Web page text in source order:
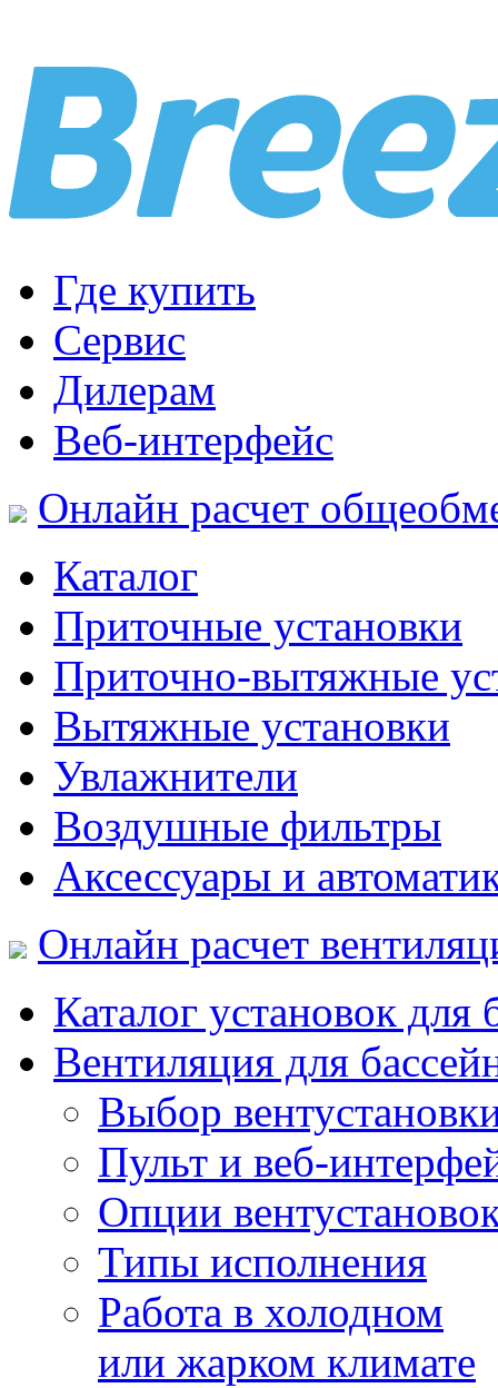
Где купить
Сервис
Дилерам
Веб-интерфейс
Онлайн расчет
Каталог
Приточные установки
Приточно-вытяжные
Вытяжные установки
Увлажнители
Воздушные фильтры
Аксессуары и
Онлайн расчет
Каталог установок для
Вентиляция для
Выбор
Пульт и веб-
Опции
Типы исполнения
Работа в холодном
или жарком климате